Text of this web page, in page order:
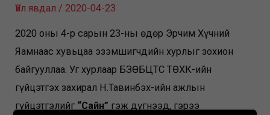
Үйл явдал /2020-04-23
2020 оны 4-р сарын 23-ны өдөр Эрчим Хүчний
Яамнаас хувьцаа эзэмшигчдийн хурлыг зохион
байгууллаа. Уг хурлаар БЗӨБЦТС ТӨХК-ийн
гүйцэтгэх захирал Н.Тавинбэх-ийн ажлын
гүйцэтгэлийг “Сайн” гэж дүгнээд, гэрээ